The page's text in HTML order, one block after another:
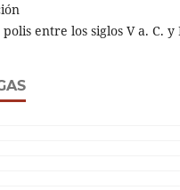
entre los siglos V a. C. y